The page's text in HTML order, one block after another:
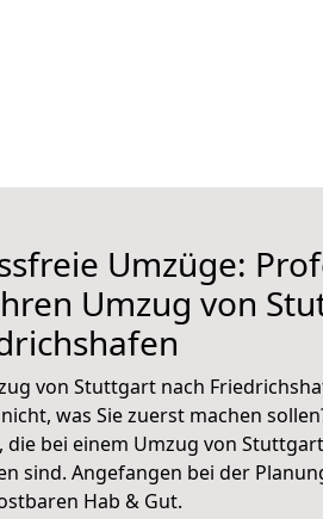
Umzüge:
Umzug von
von Stuttgart nach
was Sie zuerst machen
die bei einem Umzug von
sind. Angefangen bei der
Hab & Gut.